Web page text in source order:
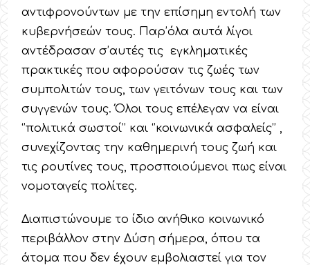
αντιφρονούντων με την επίσημη εντολή των
κυβερνήσεών τους. Παρ’όλα αυτά λίγοι
αντέδρασαν σ’αυτές τις εγκληματικές
πρακτικές που αφορούσαν τις ζωές των
συμπολιτών τους, των γειτόνων τους και των
συγγενών τους. Όλοι τους επέλεγαν να είναι
‘’πολιτικά σωστοί’’ και ‘’κοινωνικά ασφαλείς’’ ,
συνεχίζοντας την καθημερινή τους ζωή και
τις ρουτίνες τους, προσποιούμενοι πως είναι
νομοταγείς πολίτες.
Διαπιστώνουμε το ίδιο ανήθικο κοινωνικό
περιβάλλον στην Δύση σήμερα, όπου τα
άτομα που δεν έχουν εμβολιαστεί για τον